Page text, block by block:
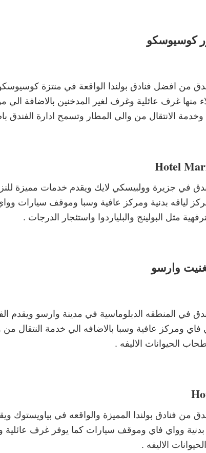
كوسيوسكو
من افضل فنادق بولندا الواقعة في منتزة
منها غرف عائلية وغرف لغير المدخنين بالاضافة
الانتقال من والي المطار وتسمح ادارة الفندق
Hotel
في جزيرة وولبيسكي لايك ويقدم خدمات مميزة
لياقه بدنية ومركز عافية وسبا وموقف سيارات
مثل البولينج والبلياردوا واستئجار الدرجات .
وارسو
في المنطقه الدبلوماسية في مدينة وارسو ويقدم
ومركز عافية وسبا بالاضافه الي خدمة النتقال
الحيوانات الاليفه .
من فنادق بولندا المميزة والواقعه في بياويستوك
بدنية وواي فاي وموقف سيارات كما يوفر غرف عائلية
الاليفه .